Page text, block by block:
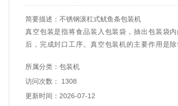
简要描述：不锈钢滚杠式鱿鱼条包装机
真空包装是指将食品装入包装袋，抽出包装袋
后，完成封口工序。真空包装机的主要作用是
数微生物的生存是需要氧气的，而真空包装就是
和食品细胞内的氧气抽掉，使微生物失去生存的环
所属分类：包装机
访问次数： 1308
更新时间：2026-07-12